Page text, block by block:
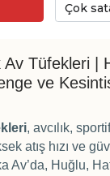
Tüfekleri |
ve
, avcılık,
atış hızı ve
Av’da, Huğlu,